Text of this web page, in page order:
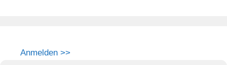
Anmelden >>